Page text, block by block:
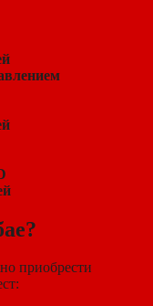
приобрести